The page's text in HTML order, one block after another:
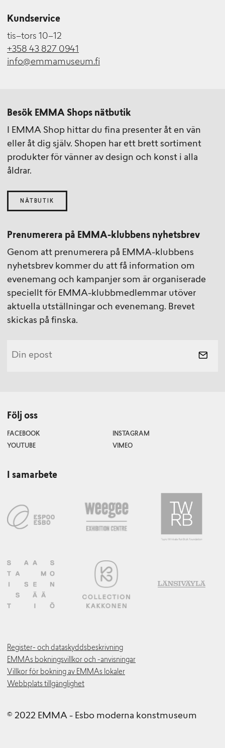
Kundservice
tis–tors 10–12
+358 43 827 0941
info@emmamuseum.fi
Besök EMMA Shops nätbutik
I EMMA Shop hittar du fina presenter åt en vän
eller åt dig själv. Shopen har ett brett sortiment
produkter för vänner av design och konst i alla
åldrar.
NÄTBUTIK
Prenumerera på EMMA-klubbens nyhetsbrev
Genom att prenumerera på EMMA-klubbens
nyhetsbrev kommer du att få information om
evenemang och kampanjer som är organiserade
speciellt för EMMA-klubbmedlemmar utöver
aktuella utställningar och evenemang. Brevet
skickas på finska.
Följ oss
FACEBOOK
INSTAGRAM
YOUTUBE
VIMEO
I samarbete
Register- och dataskyddsbeskrivning
EMMAs bokningsvillkor och -anvisningar
Villkor för bokning av EMMAs lokaler
Webbplats tillgänglighet
© 2022 EMMA - Esbo moderna konstmuseum